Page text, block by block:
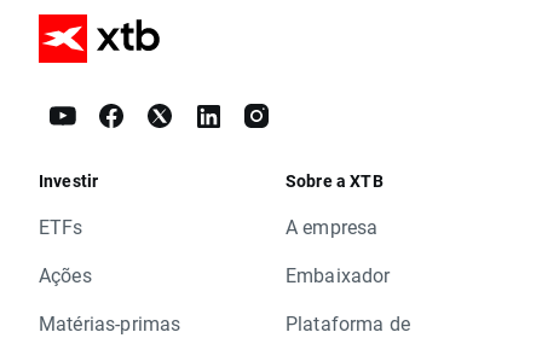
Investir
ETFs
Ações
Matérias-primas
Sobre a XTB
A empresa
Embaixador
Plataforma de